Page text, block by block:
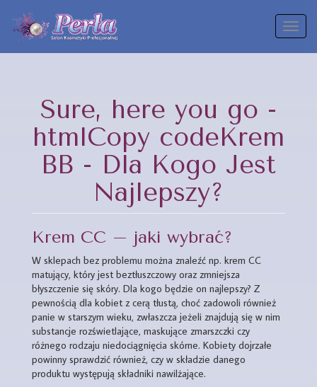
Sure, here you go -
htmlCopy codeKrem
BB - Dla Kogo Jest
Najlepszy?
Krem CC – jaki wybrać?
W sklepach bez problemu można znaleźć np. krem CC
matujący, który jest beztłuszczowy oraz zmniejsza
błyszczenie się skóry. Dla kogo będzie on najlepszy? Z
pewnością dla kobiet z cerą tłustą, choć zadowoli również
panie w starszym wieku, zwłaszcza jeżeli znajdują się w nim
substancje rozświetlające, maskujące zmarszczki czy
różnego rodzaju niedociągnięcia skórne. Kobiety dojrzałe
powinny sprawdzić również, czy w składzie danego
produktu występują składniki nawilżające.